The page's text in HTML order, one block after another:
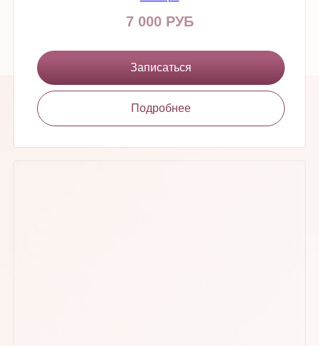
7 000 РУБ
Записаться
Подробнее